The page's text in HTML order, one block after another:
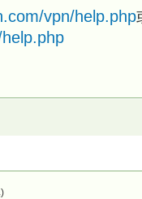
vpn/help.php